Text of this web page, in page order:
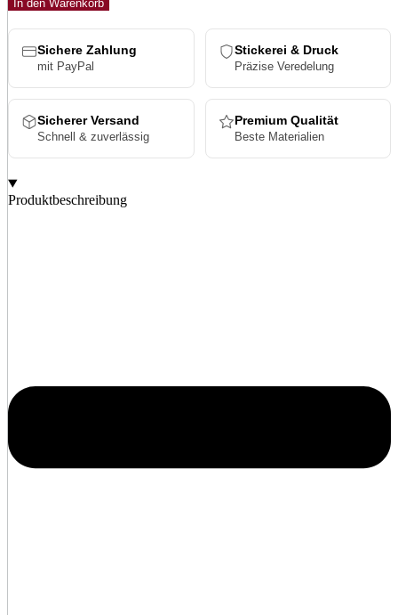
S
Cap
Menge
In den Warenkorb
Sichere Zahlung
mit PayPal
Stickerei & Druck
Präzise Veredelung
Sicherer Versand
Schnell & zuverlässig
Premium Qualität
Beste Materialien
Produktbeschreibung